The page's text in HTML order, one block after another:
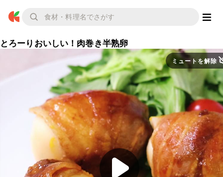
とろーりおいしい！肉巻き半熟卵
ミュートを解除